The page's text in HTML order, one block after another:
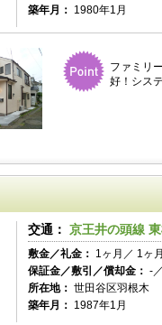
築年月： 1980年1月
ファミリ
好！シス
交通： 京王井の頭線
敷金／礼金： 1ヶ月／ 1ヶ月
保証金／敷引／償却金： -
所在地： 世田谷区羽根木
築年月： 1987年1月